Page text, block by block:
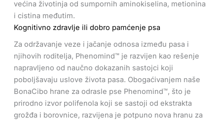
većina životinja od sumpornih aminokiselina, metionina
i cistina međutim.
Kognitivno zdravlje ili dobro pamćenje psa
Za održavanje veze i jačanje odnosa između pasa i
njihovih roditelja, Phenomind™ je razvijen kao rešenje
napravljeno od naučno dokazanih sastojci koji
poboljšavaju uslove života pasa. Obogaćivanjem naše
BonaCibo hrane za odrasle pse Phenomind™, što je
prirodno izvor polifenola koji se sastoji od ekstrakta
grožđa i borovnice, razvijena je potpuno nova hranu za